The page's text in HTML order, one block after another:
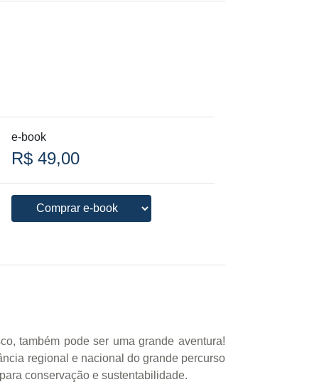
e-book
R$ 49,00
também pode ser uma grande aventura!
regional e nacional do grande percurso
conservação e sustentabilidade.